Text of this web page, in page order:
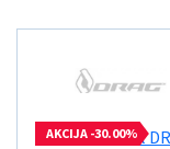
AKCIJA -30.00%